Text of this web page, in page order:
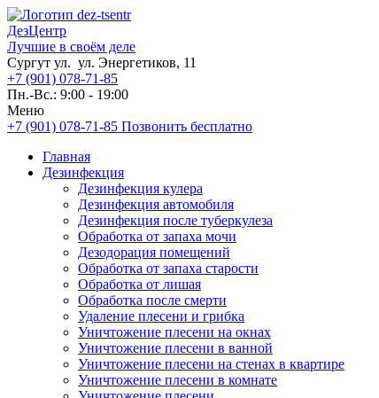
ДезЦентр
Лучшие в своём деле
Сургут ул. ул. Энергетиков, 11
+7 (901) 078-71-85
Пн.-Вс.: 9:00 - 19:00
Меню
+7 (901) 078-71-85 Позвонить бесплатно
Главная
Дезинфекция
Дезинфекция кулера
Дезинфекция автомобиля
Дезинфекция после туберкулеза
Обработка от запаха мочи
Дезодорация помещений
Обработка от запаха старости
Обработка от лишая
Обработка после смерти
Удаление плесени и грибка
Уничтожение плесени на окнах
Уничтожение плесени в ванной
Уничтожение плесени на стенах в квартире
Уничтожение плесени в комнате